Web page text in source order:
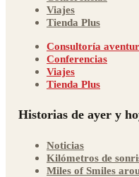
Viajes
Tienda Plus
Consultoría
Conferencias
Viajes
Tienda Plus
Historias de ayer y
Noticias
Kilómetros de
Miles of Smiles